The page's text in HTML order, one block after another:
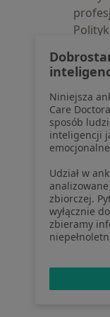
Jak
O nas
Praca
Niniejsza
Care
sposób
inteligencji
Udział w
zbiorczej.
wyłącznie
zbieramy